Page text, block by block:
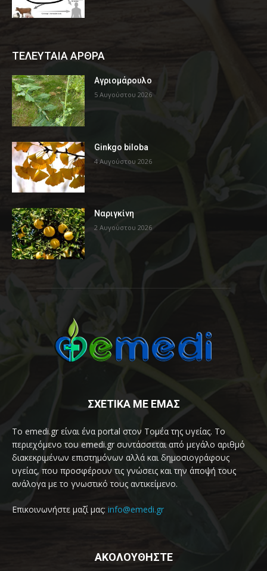
ΤΕΛΕΥΤΑΙΑ ΑΡΘΡΑ
Αγριομάρουλο
5 Αυγούστου 2026
Ginkgo biloba
4 Αυγούστου 2026
Ναριγκίνη
2 Αυγούστου 2026
ΣΧΕΤΙΚΑ ΜΕ ΕΜΑΣ
Το emedi.gr είναι ένα portal στον Τομέα της υγείας. Το
περιεχόμενο του emedi.gr συντάσσεται από μεγάλο αριθμό
διακεκριμένων επιστημόνων αλλά και δημοσιογράφους
υγείας, που προσφέρουν τις γνώσεις και την άποψή τους
ανάλογα με το γνωστικό τους αντικείμενο.
Επικοινωνήστε μαζί μας: info@emedi.gr
ΑΚΟΛΟΥΘΗΣΤΕ